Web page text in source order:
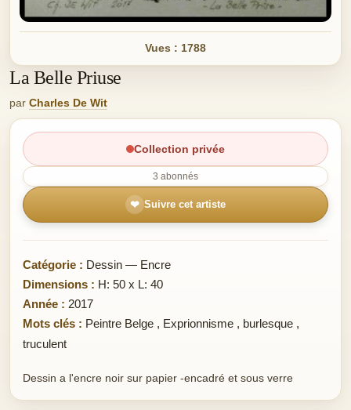
Vues : 1788
La Belle Priuse
par Charles De Wit
Collection privée
3 abonnés
❤ Suivre cet artiste
Catégorie : Dessin — Encre
Dimensions : H: 50 x L: 40
Année : 2017
Mots clés : Peintre Belge , Exprionnisme , burlesque ,
truculent
Dessin a l'encre noir sur papier -encadré et sous verre